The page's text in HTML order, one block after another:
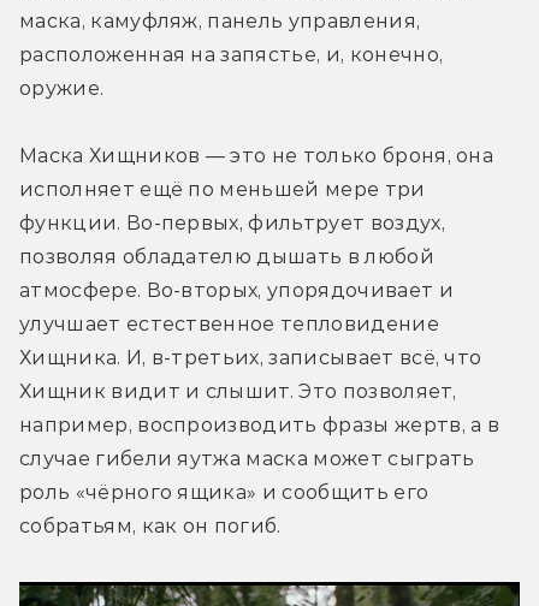
маска, камуфляж, панель управления,
расположенная на запястье, и, конечно,
оружие.
Маска Хищников — это не только броня, она
исполняет ещё по меньшей мере три
функции. Во-первых, фильтрует воздух,
позволяя обладателю дышать в любой
атмосфере. Во-вторых, упорядочивает и
улучшает естественное тепловидение
Хищника. И, в-третьих, записывает всё, что
Хищник видит и слышит. Это позволяет,
например, воспроизводить фразы жертв, а в
случае гибели яутжа маска может сыграть
роль «чёрного ящика» и сообщить его
собратьям, как он погиб.